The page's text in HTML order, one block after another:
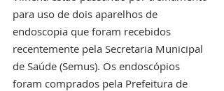
para uso de dois aparelhos de
endoscopia que foram recebidos
recentemente pela Secretaria Municipal
de Saúde (Semus). Os endoscópios
foram comprados pela Prefeitura de